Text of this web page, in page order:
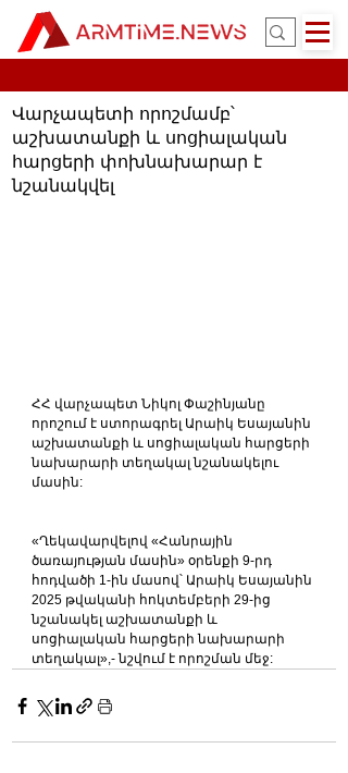
Վարչապետի որոշմամբ՝
աշխատանքի և սոցիալական
հարցերի փոխնախարար է
նշանակվել
ՀՀ վարչապետ Նիկոլ Փաշինյանը
որոշում է ստորագրել Արաիկ Եսայանին
աշխատանքի և սոցիալական հարցերի
նախարարի տեղակալ նշանակելու
մասին:
«Ղեկավարվելով «Հանրային
ծառայության մասին» օրենքի 9-րդ
հոդվածի 1-ին մասով՝ Արաիկ Եսայանին
2025 թվականի հոկտեմբերի 29-ից
նշանակել աշխատանքի և
սոցիալական հարցերի նախարարի
տեղակալ»,- նշվում է որոշման մեջ: